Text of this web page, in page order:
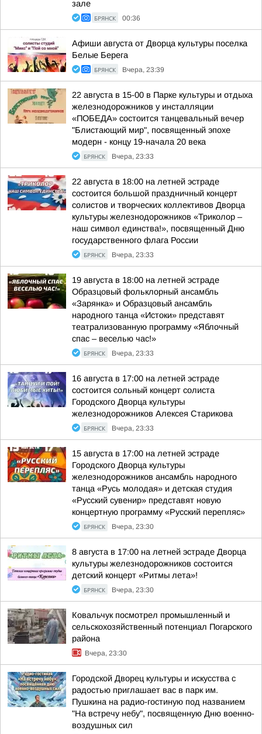
зале
БРЯНСК 00:36
Афиши августа от Дворца культуры поселка
Белые Берега
БРЯНСК Вчера, 23:39
22 августа в 15-00 в Парке культуры и отдыха
железнодорожников у инсталляции
«ПОБЕДА» состоится танцевальный вечер
"Блистающий мир", посвященный эпохе
модерн - концу 19-начала 20 века
БРЯНСК Вчера, 23:33
22 августа в 18:00 на летней эстраде
состоится большой праздничный концерт
солистов и творческих коллективов Дворца
культуры железнодорожников «Триколор –
наш символ единства!», посвященный Дню
государственного флага России
БРЯНСК Вчера, 23:33
19 августа в 18:00 на летней эстраде
Образцовый фольклорный ансамбль
«Зарянка» и Образцовый ансамбль
народного танца «Истоки» представят
театрализованную программу «Яблочный
спас – веселью час!»
БРЯНСК Вчера, 23:33
16 августа в 17:00 на летней эстраде
состоится сольный концерт солиста
Городского Дворца культуры
железнодорожников Алексея Старикова
БРЯНСК Вчера, 23:33
15 августа в 17:00 на летней эстраде
Городского Дворца культуры
железнодорожников ансамбль народного
танца «Русь молодая» и детская студия
«Русский сувенир» представят новую
концертную программу «Русский перепляс»
БРЯНСК Вчера, 23:30
8 августа в 17:00 на летней эстраде Дворца
культуры железнодорожников состоится
детский концерт «Ритмы лета»!
БРЯНСК Вчера, 23:30
Ковальчук посмотрел промышленный и
сельскохозяйственный потенциал Погарского
района
Вчера, 23:30
Городской Дворец культуры и искусства с
радостью приглашает вас в парк им.
Пушкина на радио-гостиную под названием
"На встречу небу", посвященную Дню военно-
воздушных сил